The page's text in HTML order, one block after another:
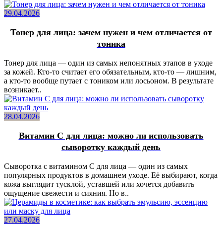
29.04.2026
Тонер для лица: зачем нужен и чем отличается от
тоника
Тонер для лица — один из самых непонятных этапов в уходе
за кожей. Кто-то считает его обязательным, кто-то — лишним,
а кто-то вообще путает с тоником или лосьоном. В результате
возникает..
28.04.2026
Витамин C для лица: можно ли использовать
сыворотку каждый день
Сыворотка с витамином C для лица — один из самых
популярных продуктов в домашнем уходе. Её выбирают, когда
кожа выглядит тусклой, уставшей или хочется добавить
ощущение свежести и сияния. Но в..
27.04.2026